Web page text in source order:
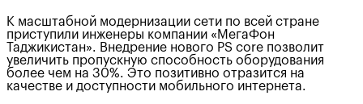
К масштабной модернизации сети по всей стране
приступили инженеры компании «МегаФон
Таджикистан». Внедрение нового PS core позволит
увеличить пропускную способность оборудования
более чем на 30%. Это позитивно отразится на
качестве и доступности мобильного интернета.